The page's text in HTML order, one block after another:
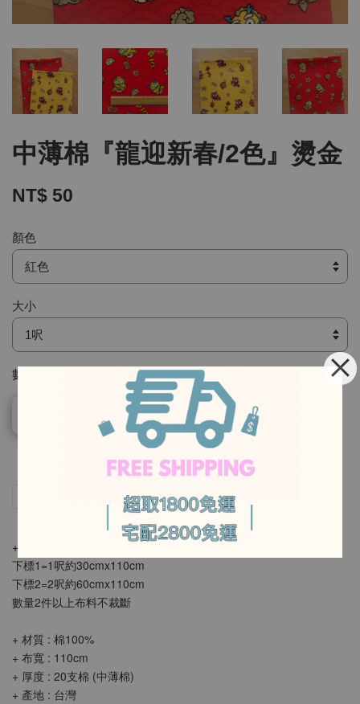
-
-
中薄棉『龍迎新春/2色』燙金
NT$ 50
顏色
大小
數量
Tweet Pin it
+ 販售單位：《呎》
下標1=1呎約30cmx110cm
下標2=2呎約60cmx110cm
數量2件以上布料不裁斷
+ 材質 : 棉100%
+ 布寬 : 110cm
+ 厚度 : 20支棉 (中薄棉)
+ 產地 : 台灣